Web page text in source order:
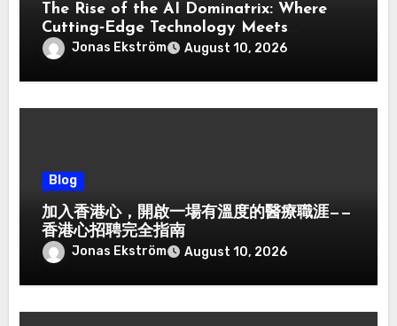
The Rise of the AI Dominatrix: Where
Cutting‑Edge Technology Meets
Consensual Power Exchange
Jonas Ekström August 10, 2026
Blog
加入香港心，開啟一場有溫度的醫療職涯——
香港心招聘完全指南
Jonas Ekström August 10, 2026